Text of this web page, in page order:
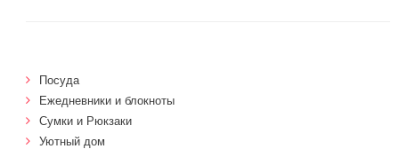
Посуда
Ежедневники и блокноты
Сумки и Рюкзаки
Уютный дом